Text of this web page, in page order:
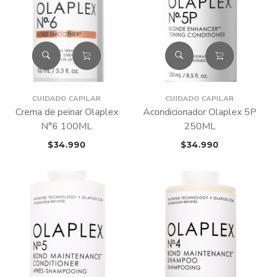
CUIDADO CAPILAR
Crema de peinar Olaplex
N°6 100ML
$34.990
CUIDADO CAPILAR
Acondicionador Olaplex 5P
250ML
$34.990